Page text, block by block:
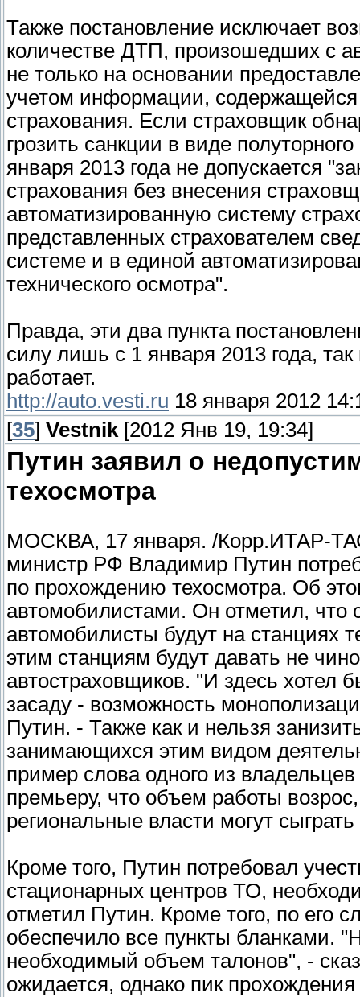
Также постановление исключает
количестве ДТП, произошедших с
не только на основании
учетом информации, содержащейся
страхования. Если страховщик
грозить санкции в виде
января 2013 года не допускается
страхования без внесения
автоматизированную систему
представленных страхователем
системе и в единой
технического осмотра".
Правда, эти два пункта
силу лишь с 1 января 2013 года,
работает.
http://auto.vesti.ru 18 января 2012
[35] Vestnik [2012 Янв 19, 19:34]
Путин заявил о
техосмотра
МОСКВА, 17 января. /Корр.ИТАР-
министр РФ Владимир Путин
по прохождению техосмотра. Об
автомобилистами. Он отметил, что
автомобилисты будут на станциях
этим станциям будут давать не
автостраховщиков. "И здесь хотел
засаду - возможность
Путин. - Также как и нельзя
занимающихся этим видом
пример слова одного из
премьеру, что объем работы
региональные власти могут
Кроме того, Путин потребовал
стационарных центров ТО,
отметил Путин. Кроме того, по его
обеспечило все пункты бланками.
необходимый объем талонов", -
ожидается, однако пик